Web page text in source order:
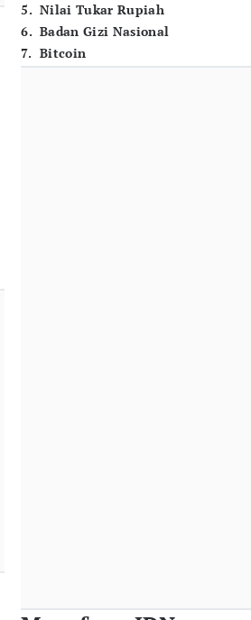
5. Nilai Tukar Rupiah
6. Badan Gizi Nasional
7. Bitcoin